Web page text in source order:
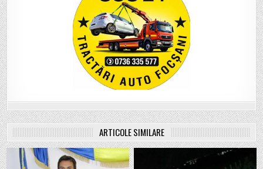
ARTICOLE SIMILARE